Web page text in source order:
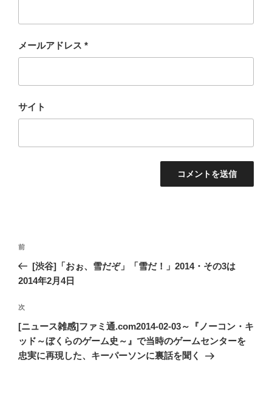
メールアドレス *
サイト
投
ナ
ゲ
ー
シ
ョ
過
去
の
稿
前
[渋谷]「おぉ、雪だぞ」「雪だ！」2014・その3は
2014年2月4日
次
の
投
稿
次
[ニュース雑感]ファミ通.com2014-02-03～『ノーコン・キ
ッド～ぼくらのゲーム史～』で当時のゲームセンターを
忠実に再現した、キーパーソンに裏話を聞く